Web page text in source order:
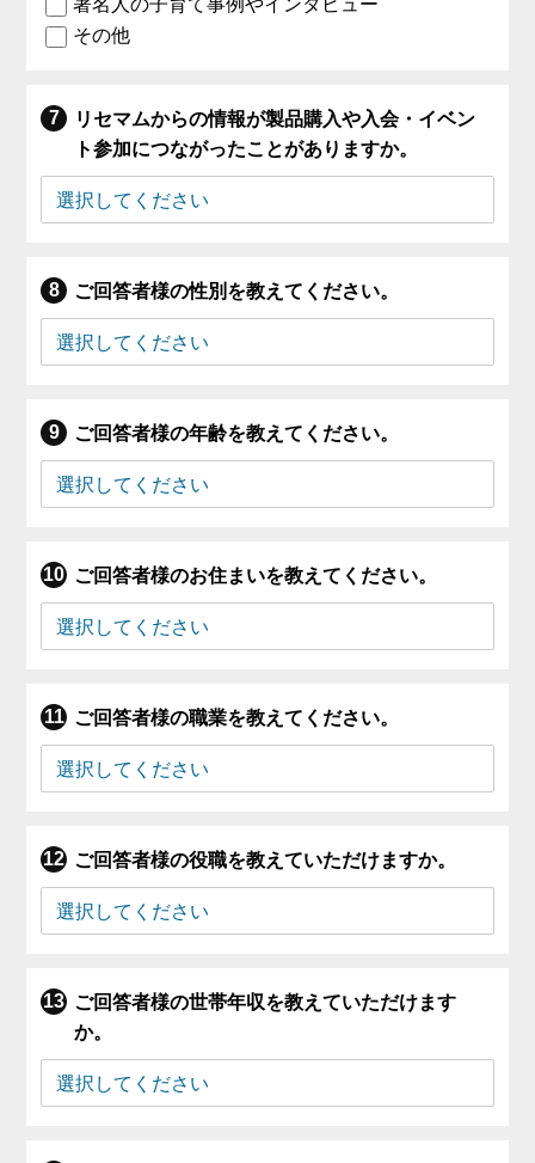
著名人の子育て事例やインタビュー
その他
リセマムからの情報が製品購入や入会・イベン
ト参加につながったことがありますか。
ご回答者様の性別を教えてください。
ご回答者様の年齢を教えてください。
ご回答者様のお住まいを教えてください。
ご回答者様の職業を教えてください。
ご回答者様の役職を教えていただけますか。
ご回答者様の世帯年収を教えていただけます
か。